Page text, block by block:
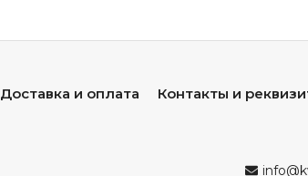
Доставка и оплата Контакты и